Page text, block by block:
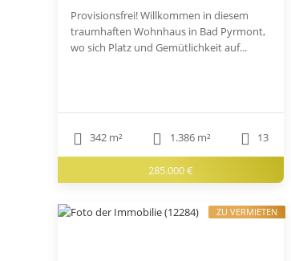
Provisionsfrei! Willkommen in diesem
traumhaften Wohnhaus in Bad Pyrmont,
wo sich Platz und Gemütlichkeit auf...
342 m² 1.386 m² 13
285.000 €
ZU VERMIETEN